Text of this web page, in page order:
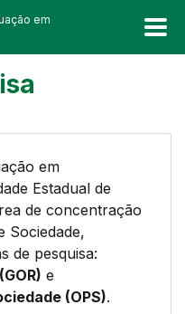
em
em
Estadual de
de concentração
Sociedade,
de pesquisa:
e
(OPS).